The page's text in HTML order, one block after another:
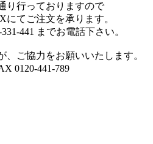
り行っておりますので
にてご注文を承ります。
441 までお電話下さい。
ご協力をお願いいたします。
0120-441-789